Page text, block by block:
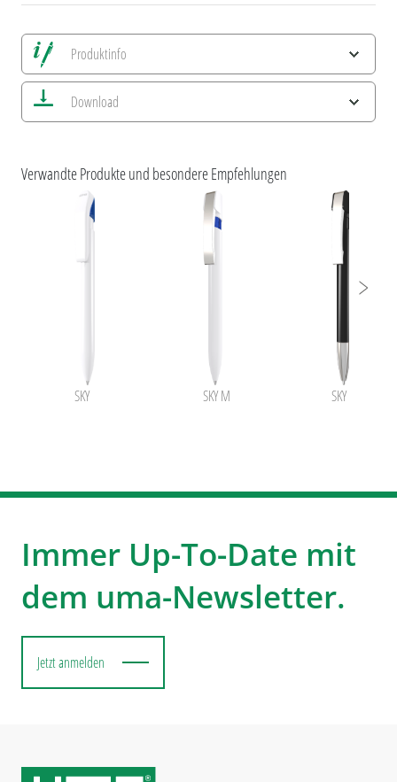
Produktinfo
Alle Ansichten speichern
Aktuelles Bild speichern
Information Druckposition
Download
Verwandte Produkte und besondere Empfehlungen
SKY SKY M SKY M SI
Immer Up-To-Date mit
dem uma-Newsletter.
Jetzt anmelden